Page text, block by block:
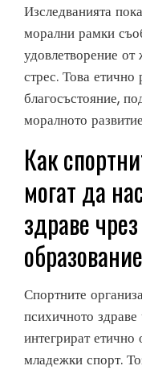
Изследванията
морални рамки
удовлетворение
стрес. Това
благосъстояние,
моралното
Как
могат да
здраве
Спортните
психичното
интегрират
младежки спорт.